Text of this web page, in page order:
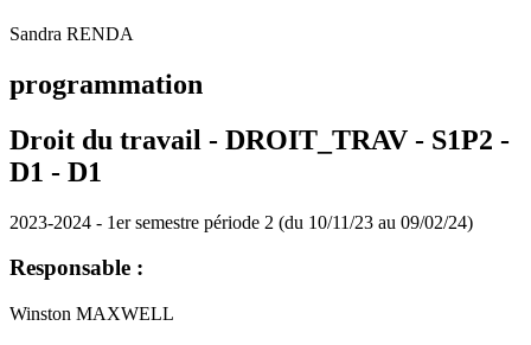
Sandra RENDA
programmation
Droit du travail - DROIT_TRAV - S1P2 -
D1 - D1
2023-2024 - 1er semestre période 2 (du 10/11/23 au 09/02/24)
Responsable :
Winston MAXWELL